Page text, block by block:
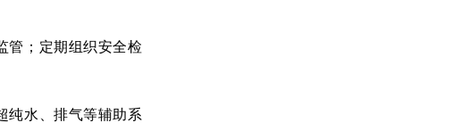
管；定期组织安全检
纯水、排气等辅助系